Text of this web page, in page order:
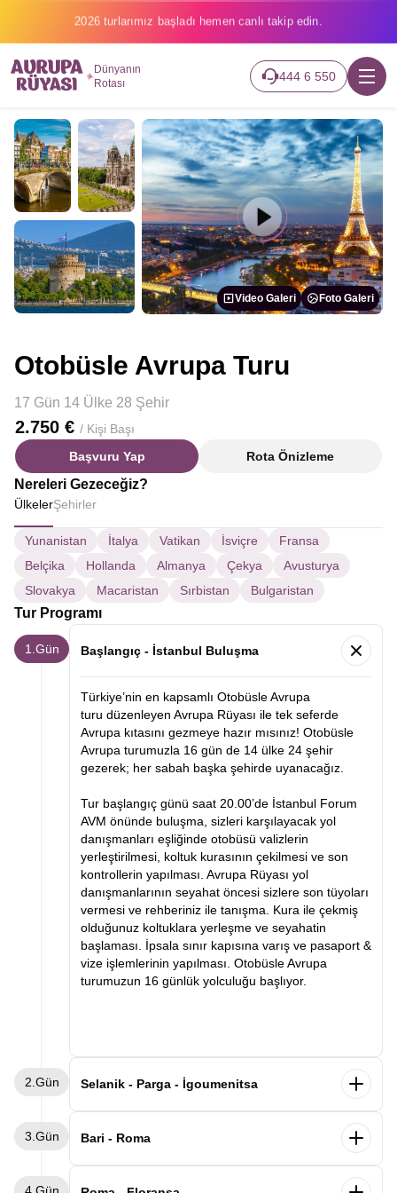
2026 turlarımız başladı hemen canlı takip edin.
Dünyanın
Rotası
444 6 550
Video Galeri Foto Galeri
Otobüsle Avrupa Turu
17 Gün 14 Ülke 28 Şehir
2.750 € / Kişi Başı
Başvuru Yap
Rota Önizleme
Nereleri Gezeceğiz?
ÜlkelerŞehirler
Yunanistan İtalya Vatikan İsviçre
Fransa
Belçika
Hollanda Almanya Çekya
Avusturya
Slovakya
Macaristan Sırbistan Bulgaristan
Tur Programı
1.Gün Başlangıç - İstanbul Buluşma
Türkiye’nin en kapsamlı Otobüsle Avrupa
turu düzenleyen Avrupa Rüyası ile tek seferde
Avrupa kıtasını gezmeye hazır mısınız! Otobüsle
Avrupa turumuzla 16 gün de 14 ülke 24 şehir
gezerek; her sabah başka şehirde uyanacağız.
Tur başlangıç günü saat 20.00’de İstanbul Forum
AVM önünde buluşma, sizleri karşılayacak yol
danışmanları eşliğinde otobüsü valizlerin
yerleştirilmesi, koltuk kurasının çekilmesi ve son
kontrollerin yapılması. Avrupa Rüyası yol
danışmanlarının seyahat öncesi sizlere son tüyoları
vermesi ve rehberiniz ile tanışma. Kura ile çekmiş
olduğunuz koltuklara yerleşme ve seyahatin
başlaması. İpsala sınır kapısına varış ve pasaport &
vize işlemlerinin yapılması. Otobüsle Avrupa
turumuzun 16 günlük yolculuğu başlıyor.
2.Gün Selanik - Parga - İgoumenitsa
Ardından Selanik şehir turu. Selanik’te görülecek
yerler arasında Atatürk’ün evi, Kordon, Beyaz Kule
3.Gün Bari - Roma